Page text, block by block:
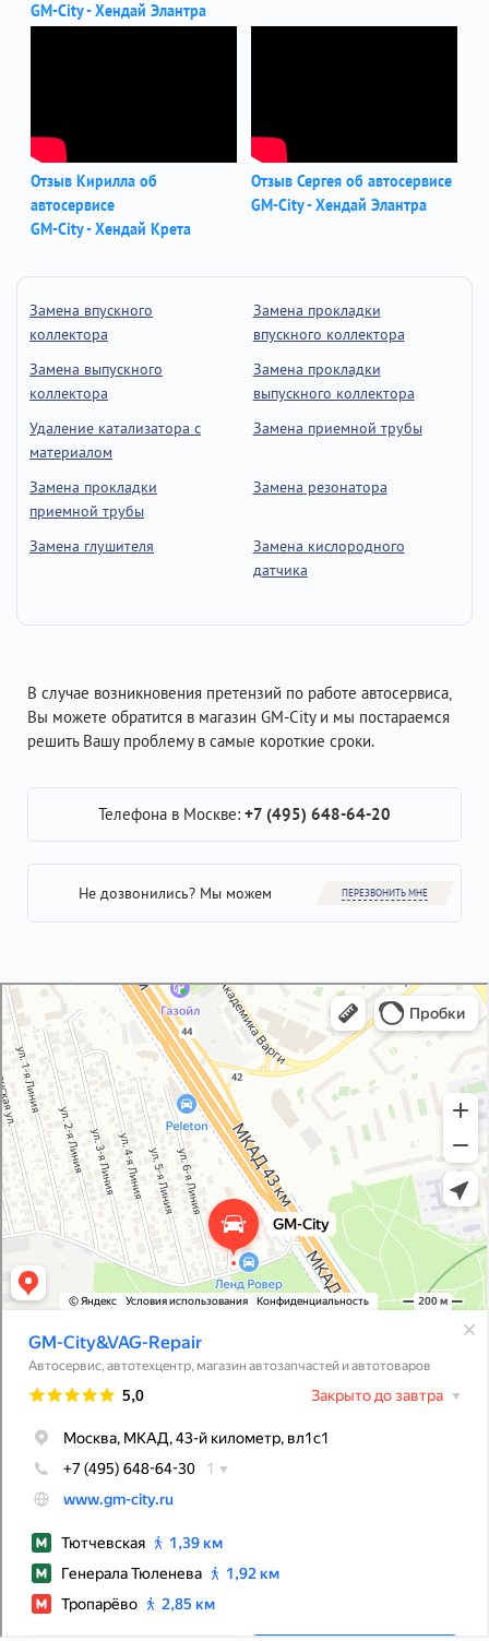
GM-City - Хендай Элантра
Отзыв Кирилла об
автосервисе
GM-City - Хендай Крета
Отзыв Сергея об автосервисе
GM-City - Хендай Элантра
Замена впускного
коллектора
Замена прокладки
впускного коллектора
Замена выпускного
коллектора
Замена прокладки
выпускного коллектора
Удаление катализатора с
материалом
Замена приемной трубы
Замена прокладки
приемной трубы
Замена резонатора
Замена глушителя
Замена кислородного
датчика
В случае возникновения претензий по работе автосервиса,
Вы можете обратится в магазин GM-City и мы постараемся
решить Вашу проблему в самые короткие сроки.
Телефона в Москве: +7 (495) 648-64-20
Не дозвонились? Мы можем ПЕРЕЗВОНИТЬ МНЕ
GM-City&VAG-Repair
Автосервис, автотехцентр в Москве
Магазин автозапчастей и автотоваров в Москве